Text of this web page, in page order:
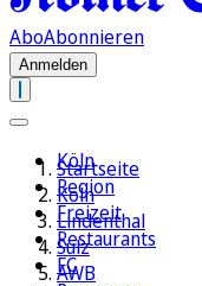
AboAbonnieren
Anmelden
Köln
Region
Freizeit
Restaurants
FC
Startseite
Köln
Lindenthal
Sülz
AWB